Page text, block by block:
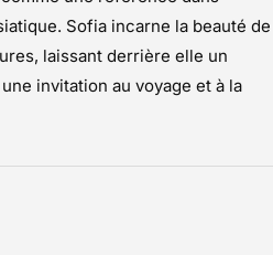
Sofia incarne la beauté de
laissant derrière elle un
invitation au voyage et à la